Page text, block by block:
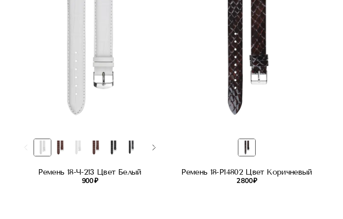
Ремень 18-Ч-213 Цвет Белый
900 ₽
Ремень 18-P14802 Цвет Коричневый
2 800 ₽